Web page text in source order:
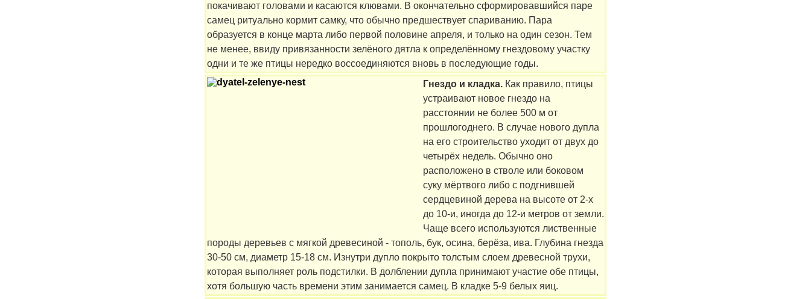
покачивают головами и касаются клювами. В окончательно сформировавшийся паре
самец ритуально кормит самку, что обычно предшествует спариванию. Пара
образуется в конце марта либо первой половине апреля, и только на один сезон. Тем
не менее, ввиду привязанности зелёного дятла к определённому гнездовому участку
одни и те же птицы нередко воссоединяются вновь в последующие годы.
Гнездо и кладка. Как правило, птицы
устраивают новое гнездо на
расстоянии не более 500 м от
прошлогоднего. В случае нового дупла
на его строительство уходит от двух до
четырёх недель. Обычно оно
расположено в стволе или боковом
суку мёртвого либо с подгнившей
сердцевиной дерева на высоте от 2-х
до 10-и, иногда до 12-и метров от земли.
Чаще всего используются лиственные
породы деревьев с мягкой древесиной - тополь, бук, осина, берёза, ива. Глубина гнезда
30-50 см, диаметр 15-18 см. Изнутри дупло покрыто толстым слоем древесной трухи,
которая выполняет роль подстилки. В долблении дупла принимают участие обе птицы,
хотя большую часть времени этим занимается самец. В кладке 5-9 белых яиц.